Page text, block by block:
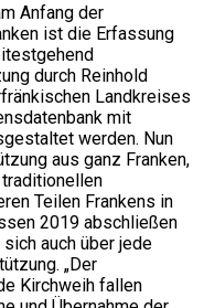
Anfang der
ist die Erfassung
durch Reinhold
Landkreises
mit
werden. Nun
aus ganz Franken,
Teilen Frankens in
2019 abschließen
auch über jede
„Der
Kirchweih fallen